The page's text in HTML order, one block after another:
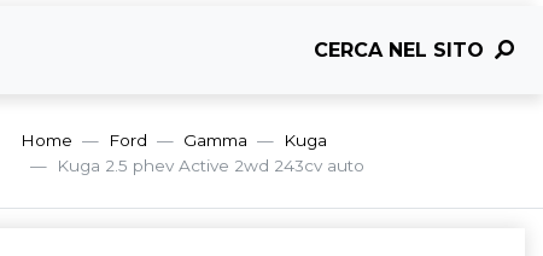
CERCA NEL SITO
Home Ford Gamma
Kuga
Kuga 2.5 phev Active 2wd 243cv auto